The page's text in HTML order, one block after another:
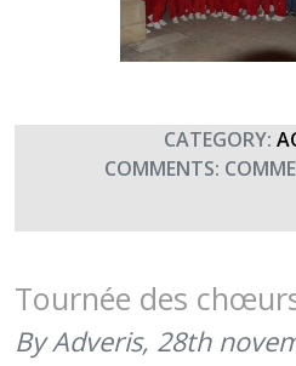
CATEGORY:
COMMENTS:
Tournée des
By Adveris, 28th